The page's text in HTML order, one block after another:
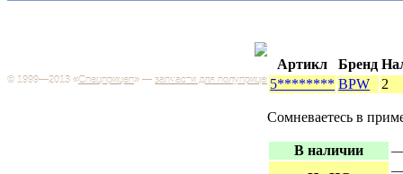
Артикл Бренд
5******** BPW 2
Сомневаетесь в
В наличии
—
—
© 1999—2013 «Спецприцеп» — запчасти для полуприцепов